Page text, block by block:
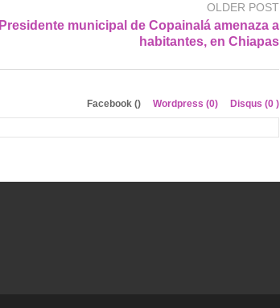
OLDER POST
Presidente municipal de Copainalá amenaza a
habitantes, en Chiapas
Facebook () Wordpress (0) Disqus (0 )